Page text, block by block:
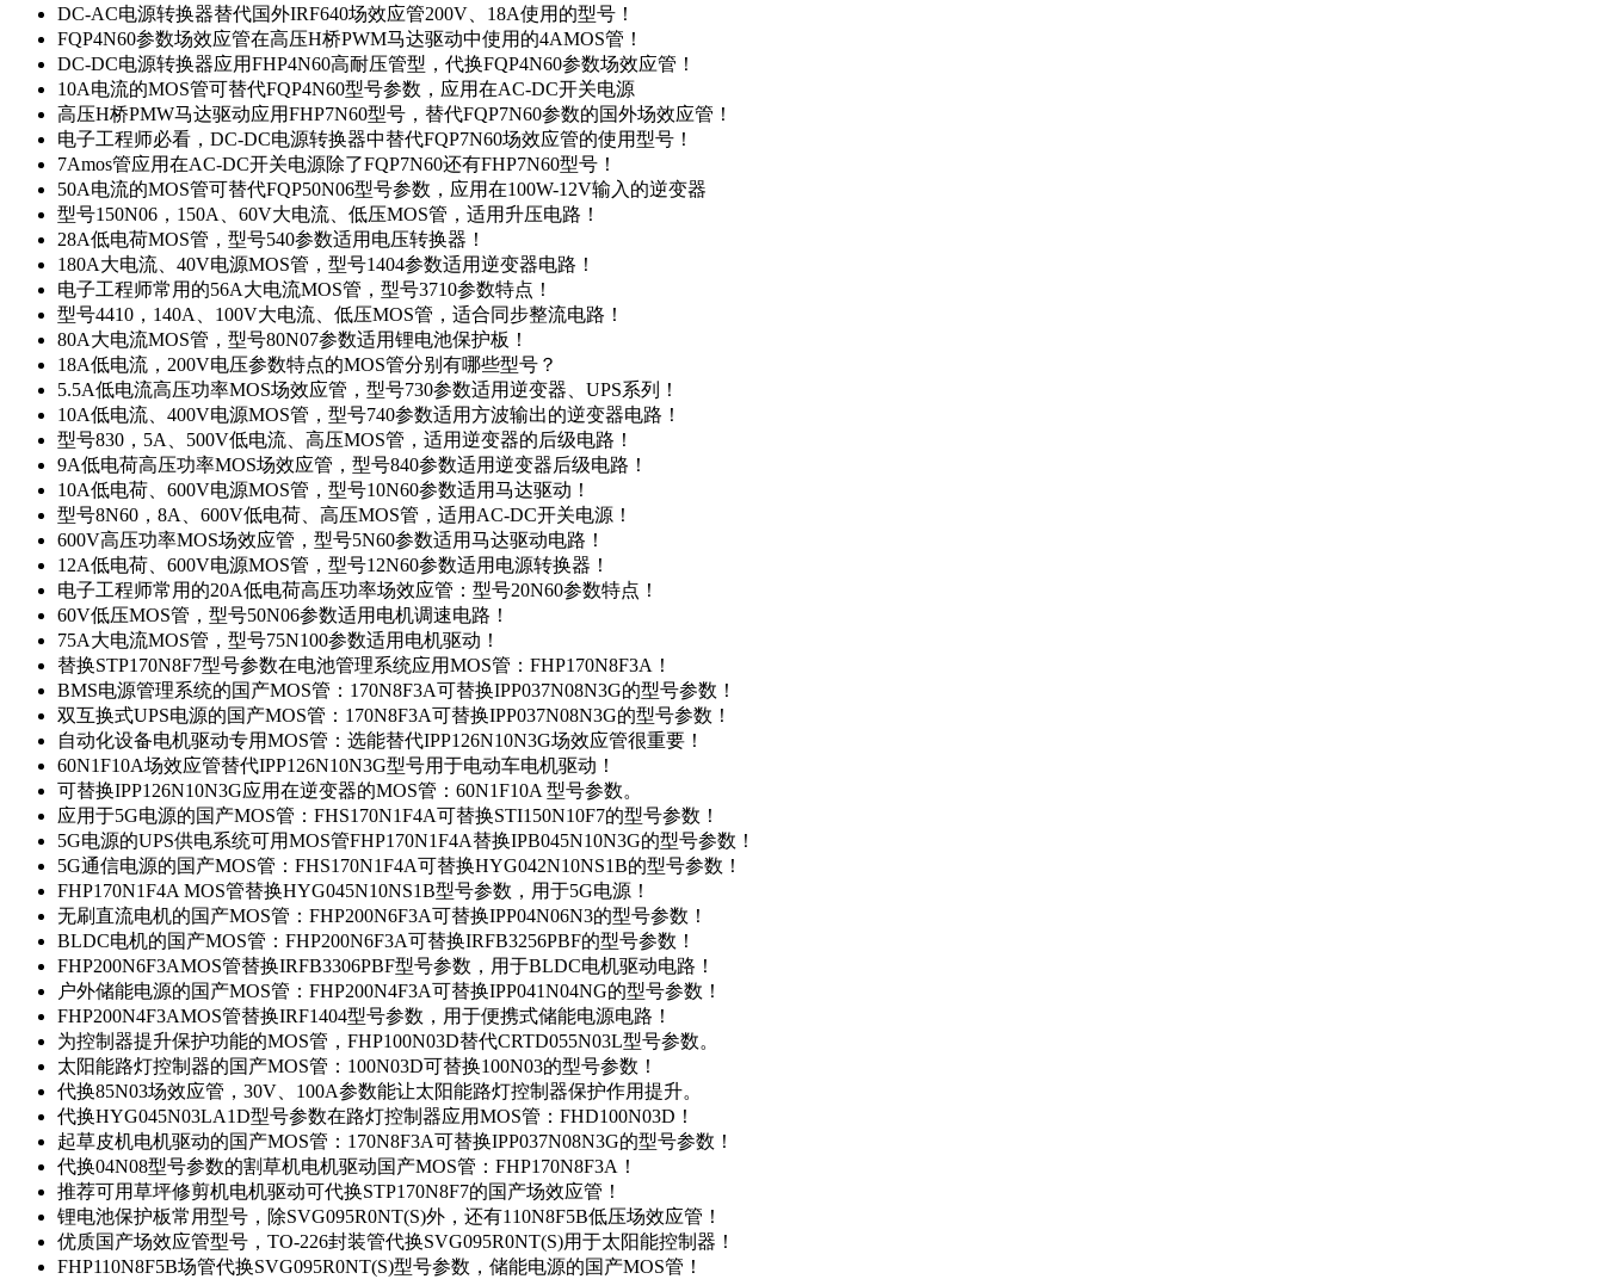
DC-AC电源转换器替代国外IRF640场效应管200V、18A使用的型号！
FQP4N60参数场效应管在高压H桥PWM马达驱动中使用的4AMOS管！
DC-DC电源转换器应用FHP4N60高耐压管型，代换FQP4N60参数场效应管！
10A电流的MOS管可替代FQP4N60型号参数，应用在AC-DC开关电源
高压H桥PMW马达驱动应用FHP7N60型号，替代FQP7N60参数的国外场效应管！
电子工程师必看，DC-DC电源转换器中替代FQP7N60场效应管的使用型号！
7Amos管应用在AC-DC开关电源除了FQP7N60还有FHP7N60型号！
50A电流的MOS管可替代FQP50N06型号参数，应用在100W-12V输入的逆变器
型号150N06，150A、60V大电流、低压MOS管，适用升压电路！
28A低电荷MOS管，型号540参数适用电压转换器！
180A大电流、40V电源MOS管，型号1404参数适用逆变器电路！
电子工程师常用的56A大电流MOS管，型号3710参数特点！
型号4410，140A、100V大电流、低压MOS管，适合同步整流电路！
80A大电流MOS管，型号80N07参数适用锂电池保护板！
18A低电流，200V电压参数特点的MOS管分别有哪些型号？
5.5A低电流高压功率MOS场效应管，型号730参数适用逆变器、UPS系列！
10A低电流、400V电源MOS管，型号740参数适用方波输出的逆变器电路！
型号830，5A、500V低电流、高压MOS管，适用逆变器的后级电路！
9A低电荷高压功率MOS场效应管，型号840参数适用逆变器后级电路！
10A低电荷、600V电源MOS管，型号10N60参数适用马达驱动！
型号8N60，8A、600V低电荷、高压MOS管，适用AC-DC开关电源！
600V高压功率MOS场效应管，型号5N60参数适用马达驱动电路！
12A低电荷、600V电源MOS管，型号12N60参数适用电源转换器！
电子工程师常用的20A低电荷高压功率场效应管：型号20N60参数特点！
60V低压MOS管，型号50N06参数适用电机调速电路！
75A大电流MOS管，型号75N100参数适用电机驱动！
替换STP170N8F7型号参数在电池管理系统应用MOS管：FHP170N8F3A！
BMS电源管理系统的国产MOS管：170N8F3A可替换IPP037N08N3G的型号参数！
双互换式UPS电源的国产MOS管：170N8F3A可替换IPP037N08N3G的型号参数！
自动化设备电机驱动专用MOS管：选能替代IPP126N10N3G场效应管很重要！
60N1F10A场效应管替代IPP126N10N3G型号用于电动车电机驱动！
可替换IPP126N10N3G应用在逆变器的MOS管：60N1F10A 型号参数。
应用于5G电源的国产MOS管：FHS170N1F4A可替换STI150N10F7的型号参数！
5G电源的UPS供电系统可用MOS管FHP170N1F4A替换IPB045N10N3G的型号参数！
5G通信电源的国产MOS管：FHS170N1F4A可替换HYG042N10NS1B的型号参数！
FHP170N1F4A MOS管替换HYG045N10NS1B型号参数，用于5G电源！
无刷直流电机的国产MOS管：FHP200N6F3A可替换IPP04N06N3的型号参数！
BLDC电机的国产MOS管：FHP200N6F3A可替换IRFB3256PBF的型号参数！
FHP200N6F3AMOS管替换IRFB3306PBF型号参数，用于BLDC电机驱动电路！
户外储能电源的国产MOS管：FHP200N4F3A可替换IPP041N04NG的型号参数！
FHP200N4F3AMOS管替换IRF1404型号参数，用于便携式储能电源电路！
为控制器提升保护功能的MOS管，FHP100N03D替代CRTD055N03L型号参数。
太阳能路灯控制器的国产MOS管：100N03D可替换100N03的型号参数！
代换85N03场效应管，30V、100A参数能让太阳能路灯控制器保护作用提升。
代换HYG045N03LA1D型号参数在路灯控制器应用MOS管：FHD100N03D！
起草皮机电机驱动的国产MOS管：170N8F3A可替换IPP037N08N3G的型号参数！
代换04N08型号参数的割草机电机驱动国产MOS管：FHP170N8F3A！
推荐可用草坪修剪机电机驱动可代换STP170N8F7的国产场效应管！
锂电池保护板常用型号，除SVG095R0NT(S)外，还有110N8F5B低压场效应管！
优质国产场效应管型号，TO-226封装管代换SVG095R0NT(S)用于太阳能控制器！
FHP110N8F5B场管代换SVG095R0NT(S)型号参数，储能电源的国产MOS管！